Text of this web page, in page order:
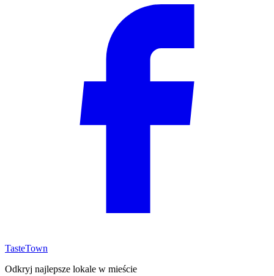
TasteTown
Odkryj najlepsze lokale w mieście